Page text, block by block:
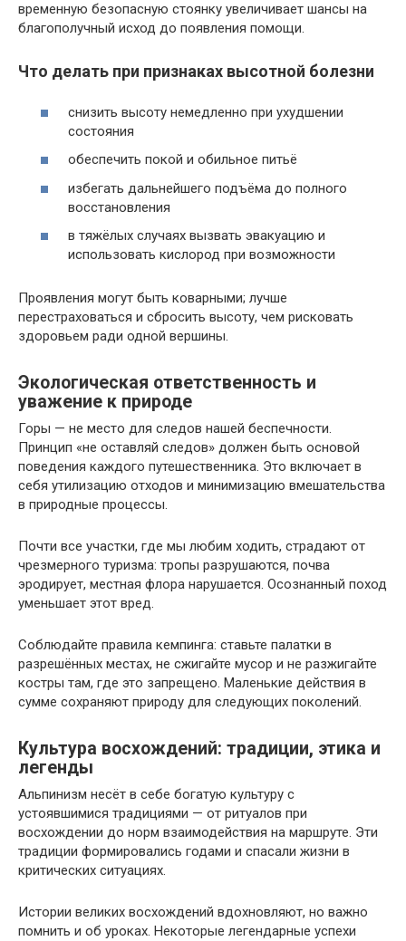
временную безопасную стоянку увеличивает шансы на
благополучный исход до появления помощи.
Что делать при признаках высотной болезни
снизить высоту немедленно при ухудшении
состояния
обеспечить покой и обильное питьё
избегать дальнейшего подъёма до полного
восстановления
в тяжёлых случаях вызвать эвакуацию и
использовать кислород при возможности
Проявления могут быть коварными; лучше
перестраховаться и сбросить высоту, чем рисковать
здоровьем ради одной вершины.
Экологическая ответственность и
уважение к природе
Горы — не место для следов нашей беспечности.
Принцип «не оставляй следов» должен быть основой
поведения каждого путешественника. Это включает в
себя утилизацию отходов и минимизацию вмешательства
в природные процессы.
Почти все участки, где мы любим ходить, страдают от
чрезмерного туризма: тропы разрушаются, почва
эродирует, местная флора нарушается. Осознанный поход
уменьшает этот вред.
Соблюдайте правила кемпинга: ставьте палатки в
разрешённых местах, не сжигайте мусор и не разжигайте
костры там, где это запрещено. Маленькие действия в
сумме сохраняют природу для следующих поколений.
Культура восхождений: традиции, этика и
легенды
Альпинизм несёт в себе богатую культуру с
устоявшимися традициями — от ритуалов при
восхождении до норм взаимодействия на маршруте. Эти
традиции формировались годами и спасали жизни в
критических ситуациях.
Истории великих восхождений вдохновляют, но важно
помнить и об уроках. Некоторые легендарные успехи